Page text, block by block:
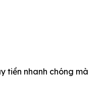
tiền nhanh chóng mà